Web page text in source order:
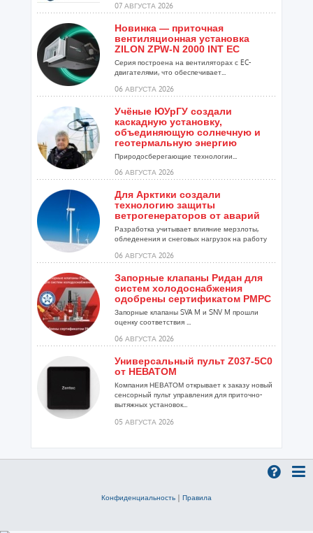
07 АВГУСТА 2026
Новинка — приточная
вентиляционная установка
ZILON ZPW-N 2000 INT EC
Серия построена на вентиляторах с EC-
двигателями, что обеспечивает...
06 АВГУСТА 2026
Учёные ЮУрГУ создали
каскадную установку,
объединяющую солнечную и
геотермальную энергию
Природосберегающие технологии...
06 АВГУСТА 2026
Для Арктики создали
технологию защиты
ветрогенераторов от аварий
Разработка учитывает влияние мерзлоты,
обледенения и снеговых нагрузок на работу
06 АВГУСТА 2026
Запорные клапаны Ридан для
систем холодоснабжения
одобрены сертификатом РМРС
Запорные клапаны SVA M и SNV M прошли
оценку соответствия ...
06 АВГУСТА 2026
Универсальный пульт Z037-5C0
от НЕВАТОМ
Компания НЕВАТОМ открывает к заказу новый
сенсорный пульт управления для приточно-
вытяжных установок...
05 АВГУСТА 2026
расширения ...
Конфиденциальность | Правила